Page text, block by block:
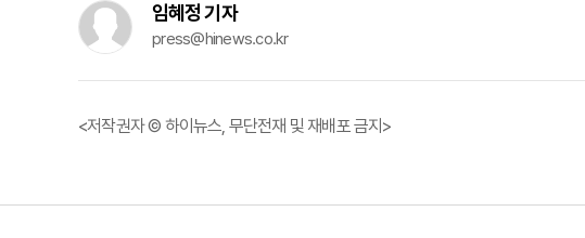
임혜정 기자
press@hinews.co.kr
<저작권자 © 하이뉴스, 무단전재 및 재배포 금지>